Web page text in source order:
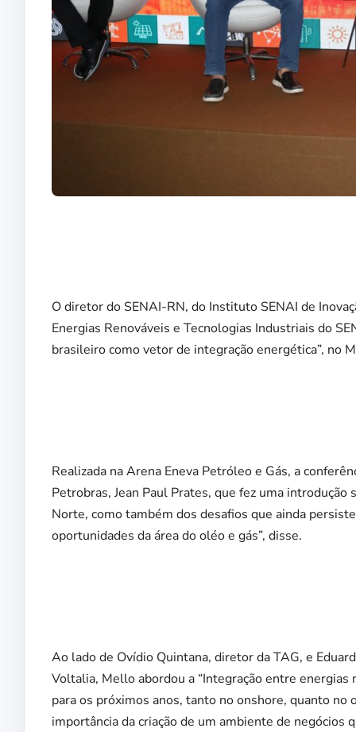
O diretor do SENAI-RN, do Instituto SENAI de
Energias Renováveis e Tecnologias Industriais do
brasileiro como vetor de integração energética”, no
Realizada na Arena Eneva Petróleo e Gás, a
Petrobras, Jean Paul Prates, que fez uma
Norte, como também dos desafios que ainda
oportunidades da área do oléo e gás”, disse.
Ao lado de Ovídio Quintana, diretor da TAG, e
Voltalia, Mello abordou a “Integração entre energias
para os próximos anos, tanto no onshore, quanto
importância da criação de um ambiente de